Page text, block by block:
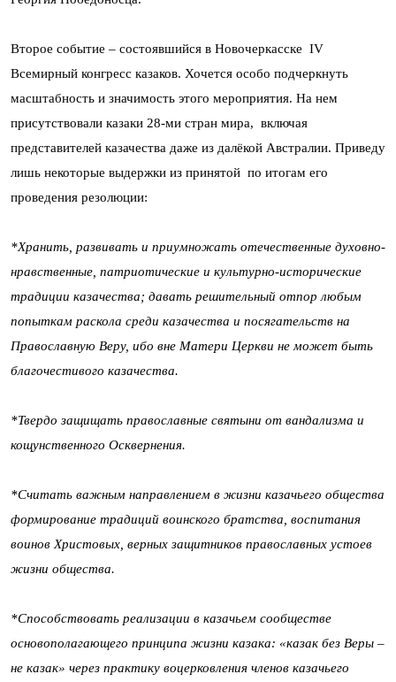
Второе событие – состоявшийся в Новочеркасске IV
Всемирный конгресс казаков. Хочется особо подчеркнуть
масштабность и значимость этого мероприятия. На нем
присутствовали казаки 28-ми стран мира, включая
представителей казачества даже из далёкой Австралии. Приведу
лишь некоторые выдержки из принятой по итогам его
проведения резолюции:
*Хранить, развивать и приумножать отечественные духовно-
нравственные, патриотические и культурно-исторические
традиции казачества; давать решительный отпор любым
попыткам раскола среди казачества и посягательств на
Православную Веру, ибо вне Матери Церкви не может быть
благочестивого казачества.
*Твердо защищать православные святыни от вандализма и
кощунственного Осквернения.
*Считать важным направлением в жизни казачьего общества
формирование традиций воинского братства, воспитания
воинов Христовых, верных защитников православных устоев
жизни общества.
*Способствовать реализации в казачьем сообществе
основополагающего принципа жизни казака: «казак без Веры –
не казак» через практику воцерковления членов казачьего